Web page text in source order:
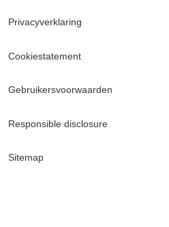
Privacyverklaring
Cookiestatement
Gebruikersvoorwaarden
Responsible disclosure
Sitemap